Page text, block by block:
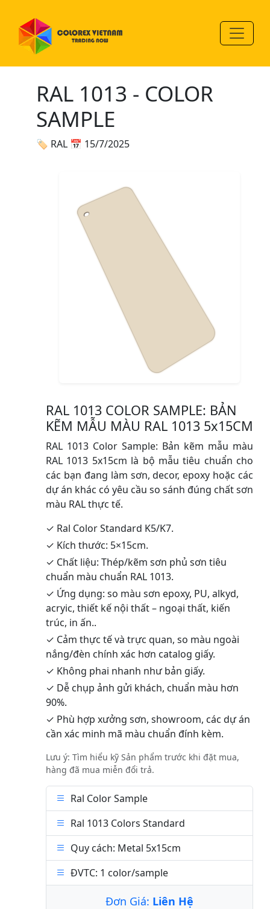
RAL 1013 - COLOR
SAMPLE
🏷 RAL 📅 15/7/2025
RAL 1013 COLOR SAMPLE: BẢN
KẼM MẪU MÀU RAL 1013 5x15CM
RAL 1013 Color Sample: Bản kẽm mẫu màu
RAL 1013 5x15cm là bộ mẫu tiêu chuẩn cho
các bạn đang làm sơn, decor, epoxy hoặc các
dự án khác có yêu cầu so sánh đúng chất sơn
màu RAL thực tế.
✓ Ral Color Standard K5/K7.
✓ Kích thước: 5×15cm.
✓ Chất liệu: Thép/kẽm sơn phủ sơn tiêu
chuẩn màu chuẩn RAL 1013.
✓ Ứng dụng: so màu sơn epoxy, PU, alkyd,
acryic, thiết kế nội thất – ngoại thất, kiến
trúc, in ấn..
✓ Cảm thực tế và trực quan, so màu ngoài
nắng/đèn chính xác hơn catalog giấy.
✓ Không phai nhanh như bản giấy.
✓ Dễ chụp ảnh gửi khách, chuẩn màu hơn
90%.
✓ Phù hợp xưởng sơn, showroom, các dự án
cần xác minh mã màu chuẩn đính kèm.
Lưu ý: Tìm hiểu kỹ Sản phẩm trước khi đặt mua,
hàng đã mua miễn đổi trả.
Ral Color Sample
Ral 1013 Colors Standard
Quy cách: Metal 5x15cm
ĐVTC: 1 color/sample
Đơn Giá: Liên Hệ